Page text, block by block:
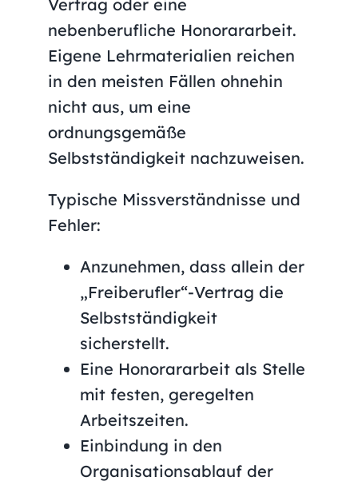
Vertrag oder eine
nebenberufliche Honorararbeit.
Eigene Lehrmaterialien reichen
in den meisten Fällen ohnehin
nicht aus, um eine
ordnungsgemäße
Selbstständigkeit nachzuweisen.
Typische Missverständnisse und
Fehler:
Anzunehmen, dass allein der
„Freiberufler“-Vertrag die
Selbstständigkeit
sicherstellt.
Eine Honorararbeit als Stelle
mit festen, geregelten
Arbeitszeiten.
Einbindung in den
Organisationsablauf der